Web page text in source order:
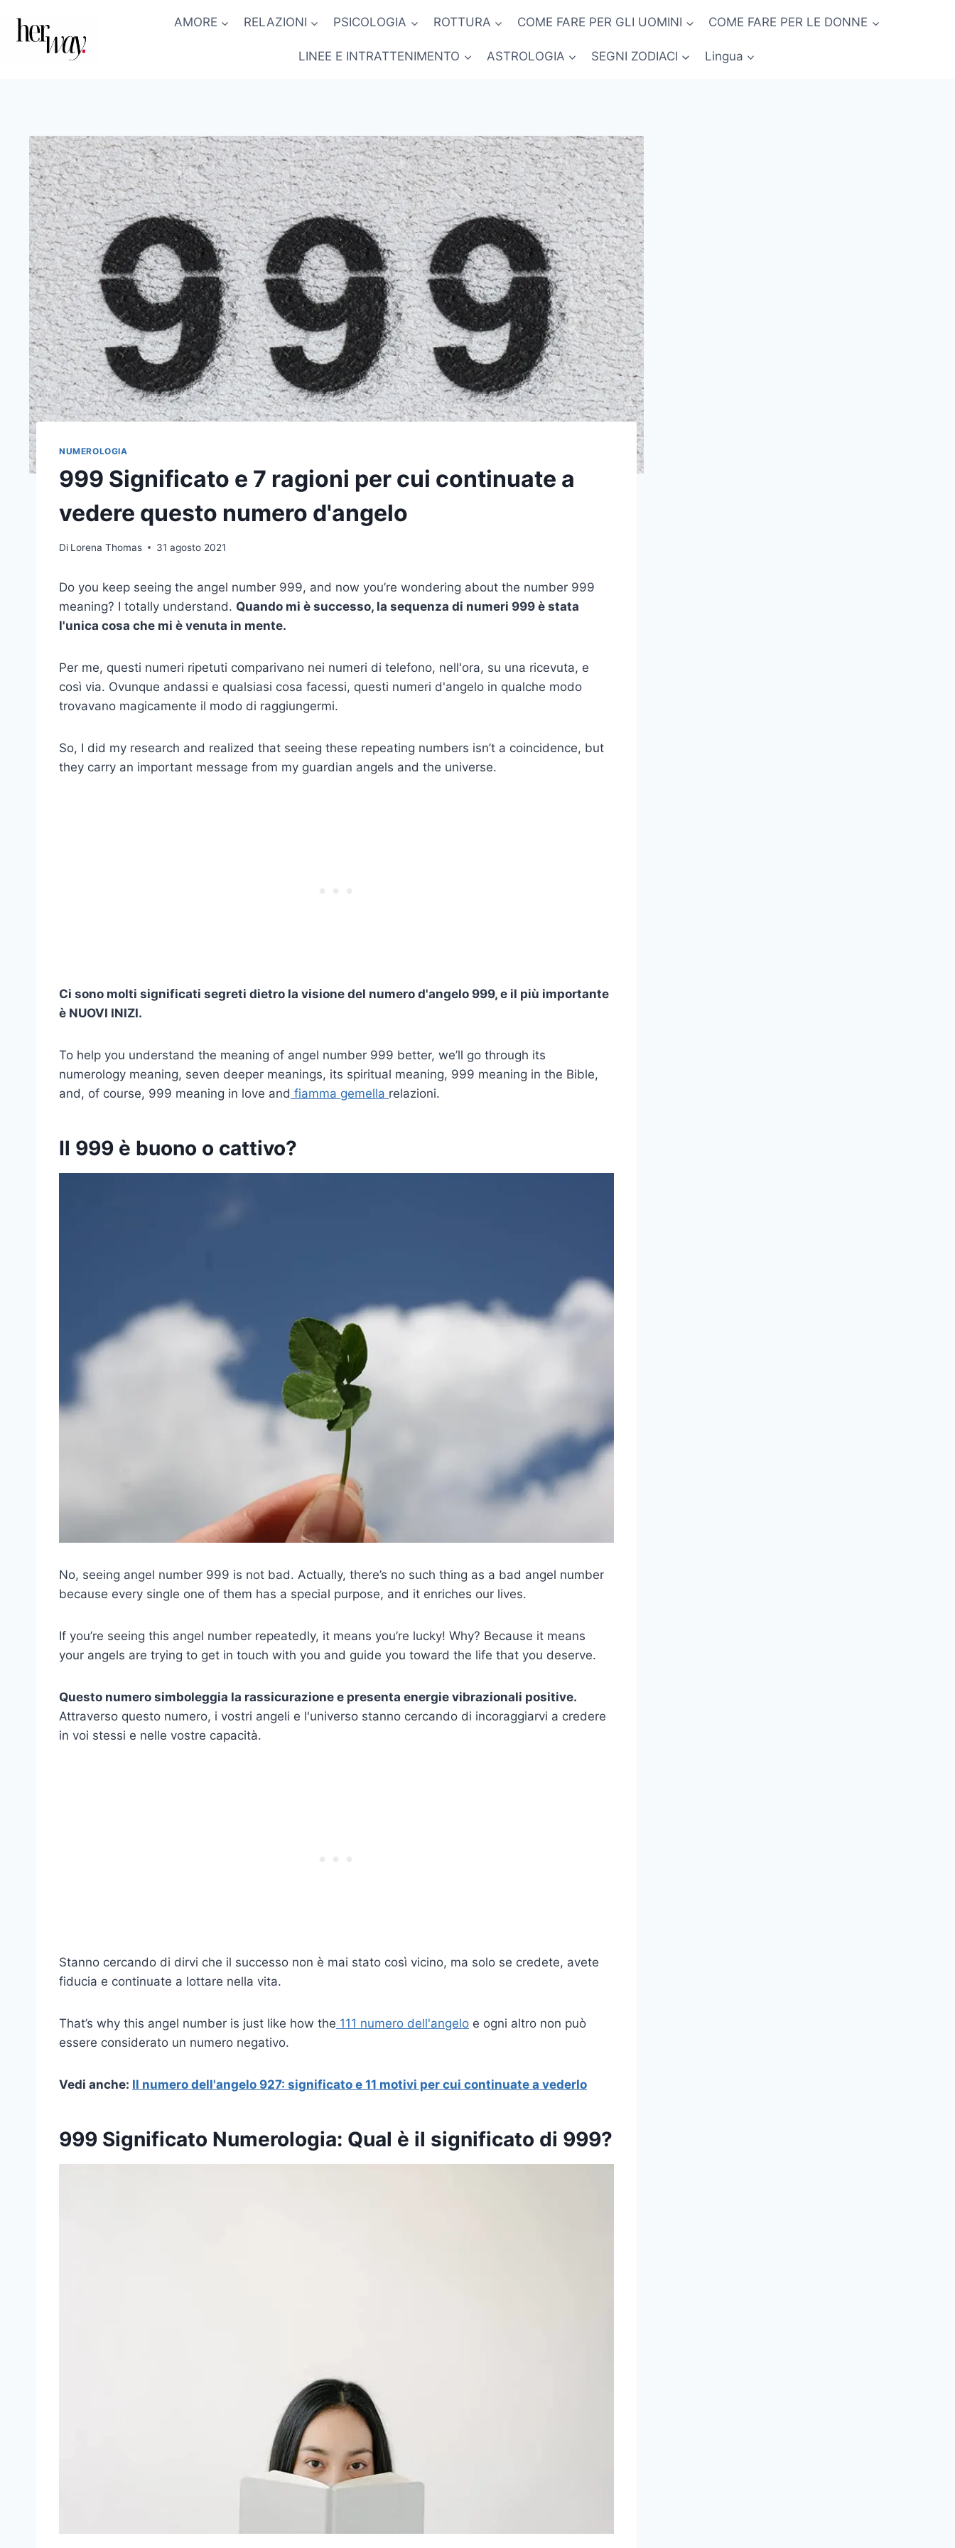
contenuto
AMORE RELAZIONI PSICOLOGIA ROTTURA COME FARE PER GLI UOMINI COME FARE PER LE DONNE
LINEE E INTRATTENIMENTO ASTROLOGIA SEGNI ZODIACI Lingua
NUMEROLOGIA
999 Significato e 7 ragioni per cui continuate a
vedere questo numero d'angelo
Di Lorena Thomas 31 agosto 2021
Do you keep seeing the angel number 999, and now you’re wondering about the number 999
meaning? I totally understand. Quando mi è successo, la sequenza di numeri 999 è stata
l'unica cosa che mi è venuta in mente.
Per me, questi numeri ripetuti comparivano nei numeri di telefono, nell'ora, su una ricevuta, e
così via. Ovunque andassi e qualsiasi cosa facessi, questi numeri d'angelo in qualche modo
trovavano magicamente il modo di raggiungermi.
So, I did my research and realized that seeing these repeating numbers isn’t a coincidence, but
they carry an important message from my guardian angels and the universe.
Ci sono molti significati segreti dietro la visione del numero d'angelo 999, e il più importante
è NUOVI INIZI.
To help you understand the meaning of angel number 999 better, we’ll go through its
numerology meaning, seven deeper meanings, its spiritual meaning, 999 meaning in the Bible,
and, of course, 999 meaning in love and fiamma gemella relazioni.
Il 999 è buono o cattivo?
No, seeing angel number 999 is not bad. Actually, there’s no such thing as a bad angel number
because every single one of them has a special purpose, and it enriches our lives.
If you’re seeing this angel number repeatedly, it means you’re lucky! Why? Because it means
your angels are trying to get in touch with you and guide you toward the life that you deserve.
Questo numero simboleggia la rassicurazione e presenta energie vibrazionali positive.
Attraverso questo numero, i vostri angeli e l'universo stanno cercando di incoraggiarvi a credere
in voi stessi e nelle vostre capacità.
Stanno cercando di dirvi che il successo non è mai stato così vicino, ma solo se credete, avete
fiducia e continuate a lottare nella vita.
That’s why this angel number is just like how the 111 numero dell'angelo e ogni altro non può
essere considerato un numero negativo.
Vedi anche: Il numero dell'angelo 927: significato e 11 motivi per cui continuate a vederlo
999 Significato Numerologia: Qual è il significato di 999?